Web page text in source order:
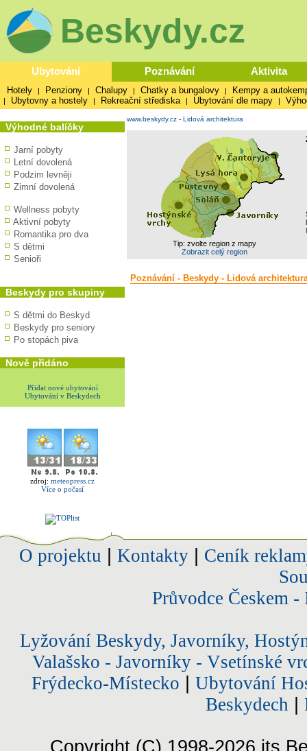
Beskydy.cz
Ubytování Poznávání Aktivita
Hotely | Penziony | Chalupy | Chatky a bungalovy | Kempy a
| Ubytovny a hostely | Rekreační střediska | Ubytování dle mapy |
Výhodné balíčky
Jarní pobyty
Letní dovolená
Podzim levněji
Zimní dovolená
Wellness pobyty
Aktivní pobyty
Romantika pro dva
S dětmi
Senioři
Beskydy pro skupiny
S dětmi do Beskyd
Beskydy pro seniory
Po stopách piva
Nově přidáno
Přidat nové ubytování
Ubytování v Beskydech
zdroj: meteopress.cz
Více o počasí
www.beskydy.cz - Lidová architektura
Tip: zvolte region z mapy
Zobrazit celý region
Poznávání - Beskydy - Lidová
O projektu Kontakty| Ceník
Průvodce Českem
Lyžování Beskydy, Javorníky,
Valašsko - Javorníky - Vsetínské
Frýdecko-Místecko
Ubytování
Beskydech
Copyright (C) 1998-2026 its